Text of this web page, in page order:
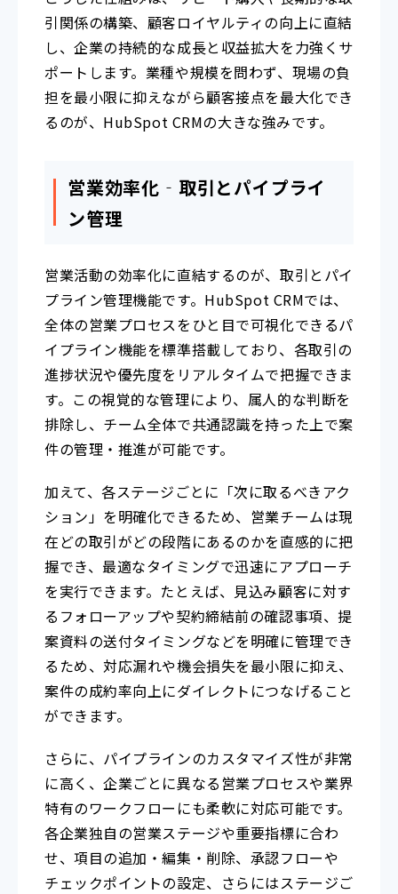
引関係の構築、顧客ロイヤルティの向上に直結
し、企業の持続的な成長と収益拡大を力強くサ
ポートします。業種や規模を問わず、現場の負
担を最小限に抑えながら顧客接点を最大化でき
るのが、HubSpot CRMの大きな強みです。
営業効率化‐取引とパイプライ
ン管理
営業活動の効率化に直結するのが、取引とパイ
プライン管理機能です。HubSpot CRMでは、
全体の営業プロセスをひと目で可視化できるパ
イプライン機能を標準搭載しており、各取引の
進捗状況や優先度をリアルタイムで把握できま
す。この視覚的な管理により、属人的な判断を
排除し、チーム全体で共通認識を持った上で案
件の管理・推進が可能です。
加えて、各ステージごとに「次に取るべきアク
ション」を明確化できるため、営業チームは現
在どの取引がどの段階にあるのかを直感的に把
握でき、最適なタイミングで迅速にアプローチ
を実行できます。たとえば、見込み顧客に対す
るフォローアップや契約締結前の確認事項、提
案資料の送付タイミングなどを明確に管理でき
るため、対応漏れや機会損失を最小限に抑え、
案件の成約率向上にダイレクトにつなげること
ができます。
さらに、パイプラインのカスタマイズ性が非常
に高く、企業ごとに異なる営業プロセスや業界
特有のワークフローにも柔軟に対応可能です。
各企業独自の営業ステージや重要指標に合わ
せ、項目の追加・編集・削除、承認フローや
チェックポイントの設定、さらにはステージご